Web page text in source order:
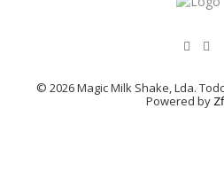
© 2026 Magic Milk Shake, Lda.
Powered by